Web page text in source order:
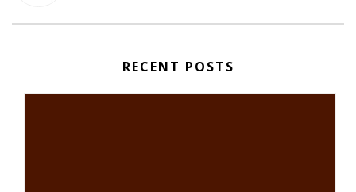
RECENT POSTS